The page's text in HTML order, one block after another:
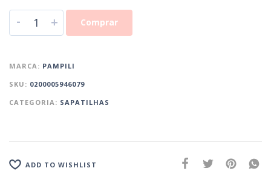
- + Comprar
MARCA: PAMPILI
SKU: 0200005946079
CATEGORIA: SAPATILHAS
ADD TO WISHLIST